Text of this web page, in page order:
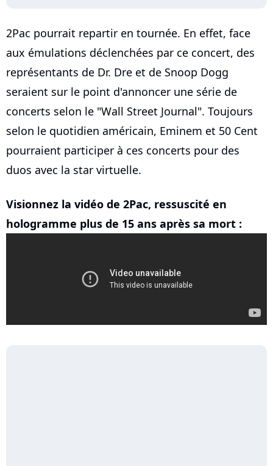
2Pac pourrait repartir en tournée. En effet, face
aux émulations déclenchées par ce concert, des
représentants de Dr. Dre et de Snoop Dogg
seraient sur le point d'annoncer une série de
concerts selon le "Wall Street Journal". Toujours
selon le quotidien américain, Eminem et 50 Cent
pourraient participer à ces concerts pour des
duos avec la star virtuelle.
Visionnez la vidéo de 2Pac, ressuscité en
hologramme plus de 15 ans après sa mort :